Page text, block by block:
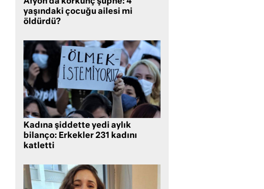
Afyon’da korkunç şüphe: 4
yaşındaki çocuğu ailesi mi
öldürdü?
Kadına şiddette yedi aylık
bilanço: Erkekler 231 kadını
katletti